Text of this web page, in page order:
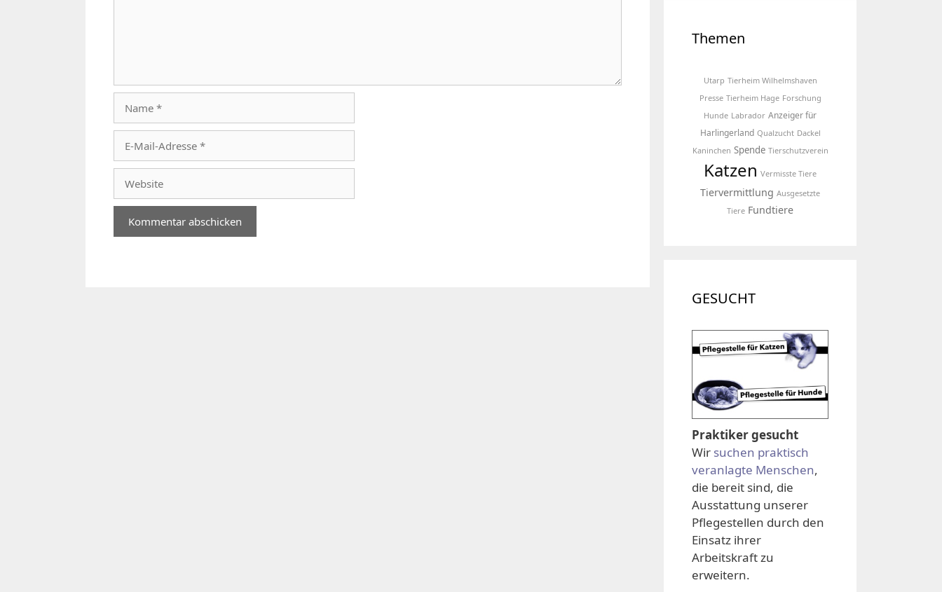
Mail-
Adresse
Themen
Utarp Tierheim Wilhelmshaven
Presse Tierheim Hage Forschung
Hunde Labrador Anzeiger für
Harlingerland Qualzucht Dackel
Kaninchen Spende Tierschutzverein
Katzen Vermisste Tiere
Tiervermittlung Ausgesetzte
Tiere Fundtiere
GESUCHT
Praktiker gesucht
Wir suchen praktisch
veranlagte Menschen,
die bereit sind, die
Ausstattung unserer
Pflegestellen durch den
Einsatz ihrer
Arbeitskraft zu
erweitern.